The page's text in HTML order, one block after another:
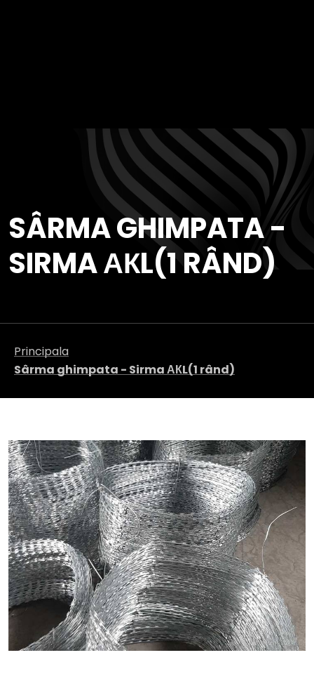
SÂRMA GHIMPATA -
SIRMA АКL(1 RÂND)
Principala
Sârma ghimpata - Sirma АКL(1 rând)